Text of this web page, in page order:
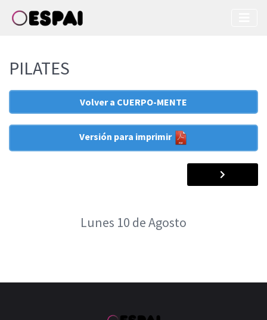
PILATES
Volver a CUERPO-MENTE
Versión para imprimir
Lunes 10 de Agosto